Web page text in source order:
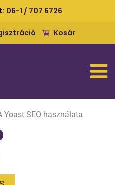
06-1 / 707 6726
Kosár
Yoast SEO használata